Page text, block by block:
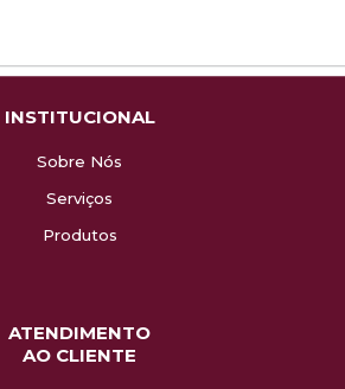
INSTITUCIONAL
Sobre Nós
Serviços
Produtos
ATENDIMENTO
AO CLIENTE